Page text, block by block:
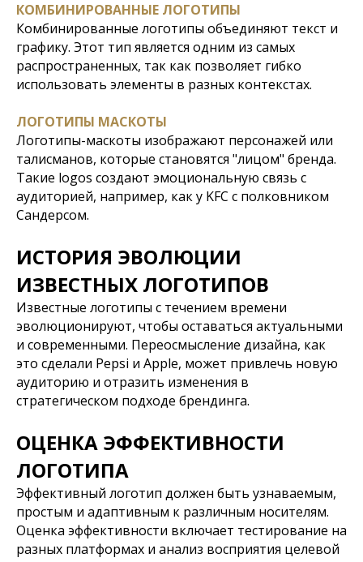
КОМБИНИРОВАННЫЕ ЛОГОТИПЫ
Комбинированные логотипы объединяют текст и
графику. Этот тип является одним из самых
распространенных, так как позволяет гибко
использовать элементы в разных контекстах.
ЛОГОТИПЫ МАСКОТЫ
Логотипы-маскоты изображают персонажей или
талисманов, которые становятся "лицом" бренда.
Такие logos создают эмоциональную связь с
аудиторией, например, как у KFC с полковником
Сандерсом.
ИСТОРИЯ ЭВОЛЮЦИИ
ИЗВЕСТНЫХ ЛОГОТИПОВ
Известные логотипы с течением времени
эволюционируют, чтобы оставаться актуальными
и современными. Переосмысление дизайна, как
это сделали Pepsi и Apple, может привлечь новую
аудиторию и отразить изменения в
стратегическом подходе брендинга.
ОЦЕНКА ЭФФЕКТИВНОСТИ
ЛОГОТИПА
Эффективный логотип должен быть узнаваемым,
простым и адаптивным к различным носителям.
Оценка эффективности включает тестирование на
разных платформах и анализ восприятия целевой